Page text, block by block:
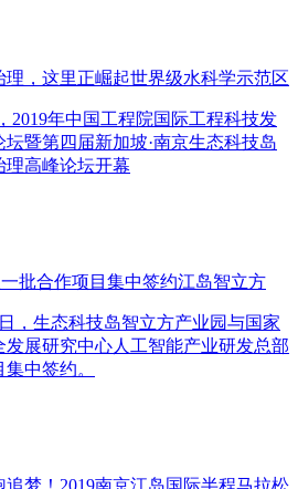
理，这里正崛起世界级水科学示范区
2019年中国工程院国际工程科技发
坛暨第四届新加坡·南京生态科技岛
理高峰论坛开幕
一批合作项目集中签约江岛智立方
，生态科技岛智立方产业园与国家
发展研究中心人工智能产业研发总部
中签约。
追梦！2019南京江岛国际半程马拉松